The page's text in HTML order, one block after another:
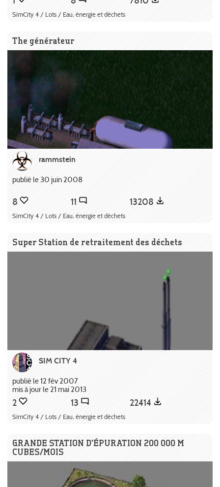
SimCity 4 / Lots / Eau, énergie et déchets
The générateur
rammstein
publié le 30 juin 2008
8 11 13208
SimCity 4 / Lots / Eau, énergie et déchets
Super Station de retraitement des déchets
SIM CITY 4
publié le 12 fév 2007
mis à jour le 21 mai 2013
2 13 22414
SimCity 4 / Lots / Eau, énergie et déchets
GRANDE STATION D'ÉPURATION 200 000 M
CUBES/MOIS